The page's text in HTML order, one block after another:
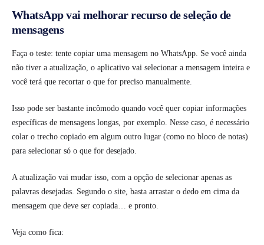
WhatsApp vai melhorar recurso de seleção de
mensagens
Faça o teste: tente copiar uma mensagem no WhatsApp. Se você ainda
não tiver a atualização, o aplicativo vai selecionar a mensagem inteira e
você terá que recortar o que for preciso manualmente.
Isso pode ser bastante incômodo quando você quer copiar informações
específicas de mensagens longas, por exemplo. Nesse caso, é necessário
colar o trecho copiado em algum outro lugar (como no bloco de notas)
para selecionar só o que for desejado.
A atualização vai mudar isso, com a opção de selecionar apenas as
palavras desejadas. Segundo o site, basta arrastar o dedo em cima da
mensagem que deve ser copiada… e pronto.
Veja como fica: